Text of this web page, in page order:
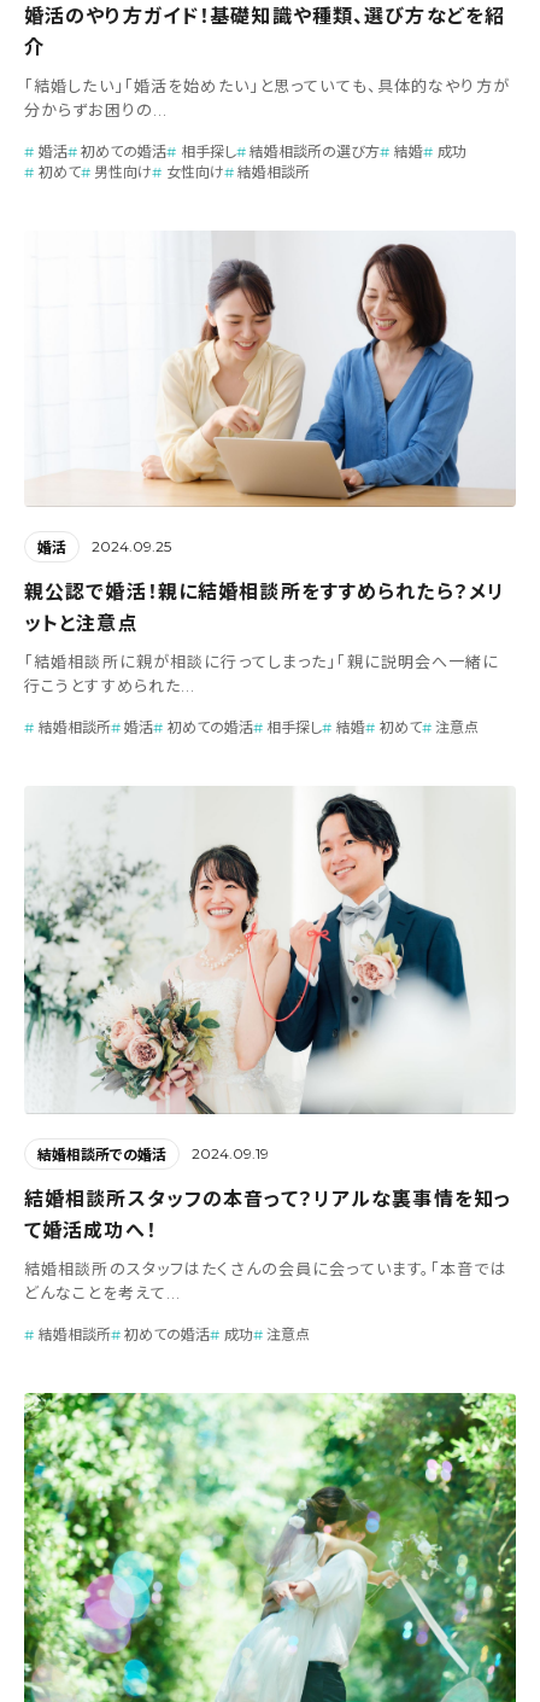
婚活のやり方ガイド！基礎知識や種類、選び方などを紹
介
「結婚したい」「婚活を始めたい」と思っていても、具体的なやり方が
分からずお困りの...
婚活 初めての婚活 相手探し 結婚相談所の選び方 結婚
成功
初めて
男性向け 女性向け 結婚相談所
婚活 2024.09.25
親公認で婚活！親に結婚相談所をすすめられたら？メリ
ットと注意点
「結婚相談所に親が相談に行ってしまった」「親に説明会へ一緒に
行こうとすすめられた...
結婚相談所 婚活 初めての婚活 相手探し 結婚 初めて 注意点
結婚相談所での婚活 2024.09.19
結婚相談所スタッフの本音って？リアルな裏事情を知っ
て婚活成功へ！
結婚相談所のスタッフはたくさんの会員に会っています。「本音では
どんなことを考えて...
結婚相談所 初めての婚活 成功 注意点